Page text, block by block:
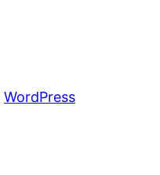
WordPress